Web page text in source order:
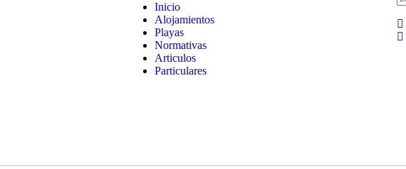
Inicio
Alojamientos
Playas
Normativas
Articulos
Particulares